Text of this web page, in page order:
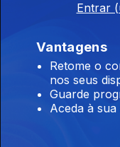
08 abr. 2024
Poetisa Ana
Entrar
Vantagens
Retome o
nos seus
Guarde
Aceda à